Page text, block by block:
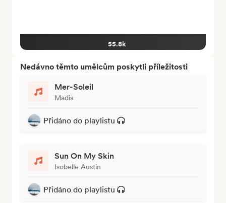
55.8k
Nedávno těmto umělcům poskytli příležitosti
Mer-Soleil
Madis
Přidáno do playlistu
Sun On My Skin
Isobelle Austin
Přidáno do playlistu